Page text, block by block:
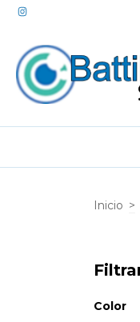
Inicio >
Color